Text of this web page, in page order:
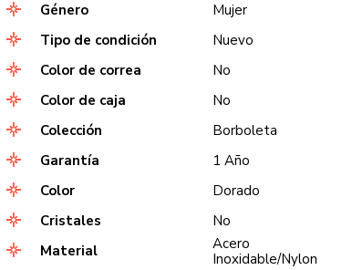
Género
Mujer
Tipo de condición
Nuevo
Color de correa
No
Color de caja
No
Colección
Borboleta
Garantía
1 Año
Color
Dorado
Cristales
No
Material
Acero
Inoxidable/Nylon